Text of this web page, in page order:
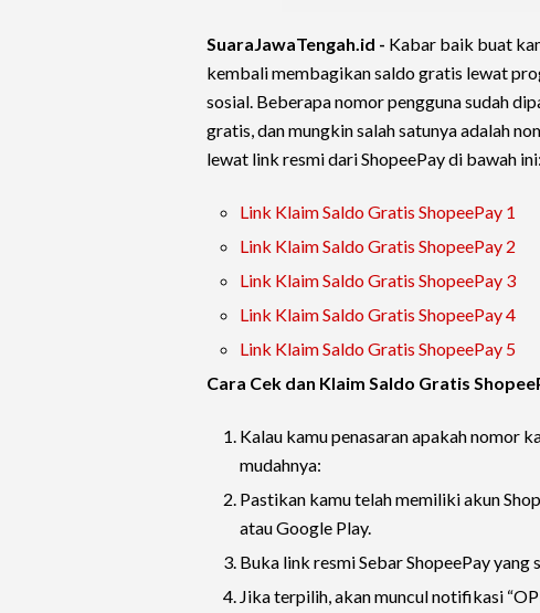
SuaraJawaTengah.id - Kabar baik buat
kembali membagikan saldo gratis lewat
sosial. Beberapa nomor pengguna sudah
gratis, dan mungkin salah satunya adalah
lewat link resmi dari ShopeePay di bawah ini:
Link Klaim Saldo Gratis ShopeePay 1
Link Klaim Saldo Gratis ShopeePay 2
Link Klaim Saldo Gratis ShopeePay 3
Link Klaim Saldo Gratis ShopeePay 4
Link Klaim Saldo Gratis ShopeePay 5
Cara Cek dan Klaim Saldo Gratis
Kalau kamu penasaran apakah nomor
mudahnya:
Pastikan kamu telah memiliki akun
atau Google Play.
Buka link resmi Sebar ShopeePay yang
Jika terpilih, akan muncul notifikasi